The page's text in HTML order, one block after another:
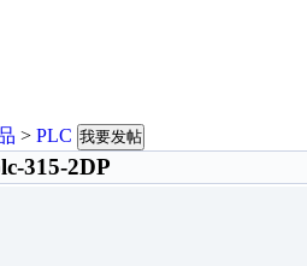
> PLC 我要发帖
315-2DP